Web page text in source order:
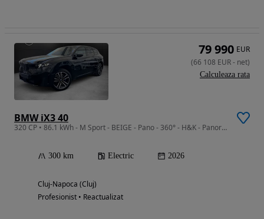
BMW iX3 40
320 CP • 86.1 kWh - M Sport - BEIGE - Pano - 360° - H&K - Panoramic Vision
300 km Electric 2026
Cluj-Napoca (Cluj)
Profesionist • Reactualizat
79 990 EUR
(66 108 EUR- net)
Calculeaza rata